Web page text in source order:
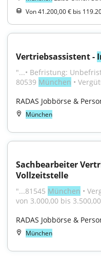
Von 41.200,00 € bis
Vertriebsassistent -
"...• Befristung:
80539 München •
RADAS Jobbörse &
München
Sachbearbeiter
Vollzeitstelle
"...81545 München •
von 3.000,00 bis
RADAS Jobbörse &
München